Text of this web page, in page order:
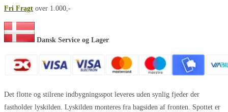
Fri Fragt over 1.000,-
Dansk Service og Lager
Det flotte og stilrene indbygningsspot leveres uden synlig fjeder der
fastholder lyskilden. Lyskilden monteres fra bagsiden af fronten. Spottet er